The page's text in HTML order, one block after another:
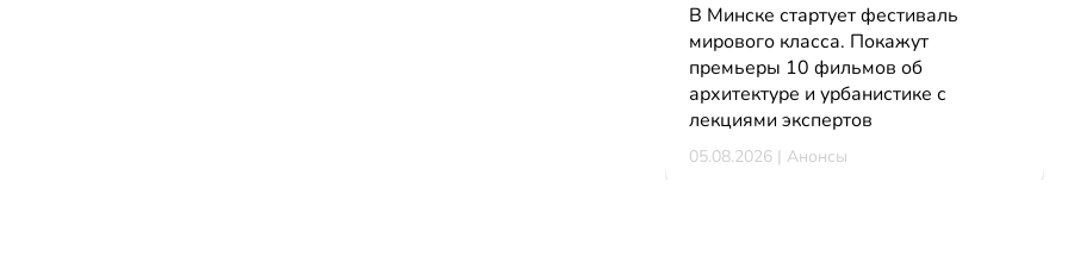
В Минске стартует фестиваль
мирового класса. Покажут
премьеры 10 фильмов об
архитектуре и урбанистике с
лекциями экспертов
05.08.2026 | Анонсы